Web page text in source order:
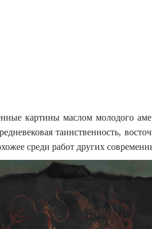
картины маслом молодого
таинственность,
среди работ других